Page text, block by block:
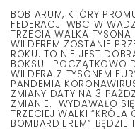
BOB ARUM, KTÓRY
FEDERACJI WBC W
TRZECIA WALKA TYSONA
WILDEREM ZOSTANIE
ROKU. TO NIE JEST
BOKSU. POCZĄTKOWO
WILDERA Z TYSONEM
PANDEMIA
ZMIANY DATY NA 3
ZMIANIE. WYDAWAŁO
TRZECIEJ WALKI “KRÓLA
BOMBARDIEREM”